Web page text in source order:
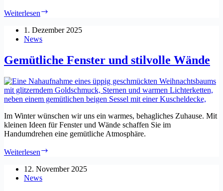
Weiterlesen
Neue
Gemütlichkeit.
1. Dezember 2025
News
Gemütliche Fenster und stilvolle Wände
Im Winter wünschen wir uns ein warmes, behagliches Zuhause. Mit
kleinen Ideen für Fenster und Wände schaffen Sie im
Handumdrehen eine gemütliche Atmosphäre.
Weiterlesen
und
12. November 2025
News